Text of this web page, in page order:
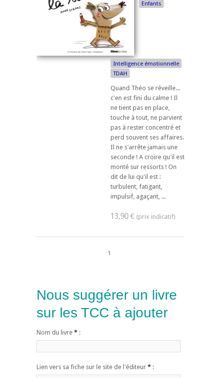
Enfants
Intelligence émotionnelle
TDAH
Quand Théo se réveille...
c'en est fini du calme ! Il
ne tient pas en place,
touche à tout, ne parvient
pas à rester concentré et
perd souvent ses affaires.
Il ne s'arrête jamais une
seconde ! A croire qu'il est
monté sur ressorts ! On
dit de lui qu'il est :
turbulent, fatigant,
impulsif, agaçant, ...
13,90 €
1
Nous suggérer un livre
sur les TCC à ajouter
Nom du livre * :
Lien vers sa fiche sur le site de l'éditeur * :